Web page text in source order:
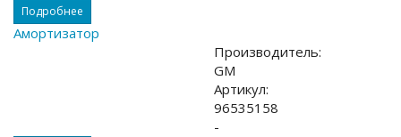
Подробнее
Амортизатор
Производитель:
GM
Артикул:
96535158
-